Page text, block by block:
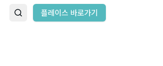
플레이스 바로가기